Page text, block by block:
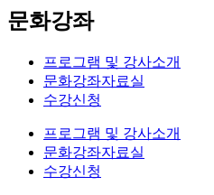
문화강좌
프로그램 및 강사소개
문화강좌자료실
수강신청
프로그램 및 강사소개
문화강좌자료실
수강신청